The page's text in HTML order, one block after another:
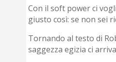
Con il soft power ci
giusto così: se non sei
Tornando al testo di
saggezza egizia ci